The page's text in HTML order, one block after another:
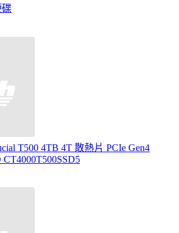
碟
T500 4TB 4T 散熱片 PCIe Gen4